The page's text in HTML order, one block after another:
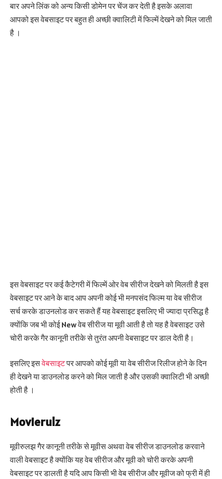
बार अपने लिंक को अन्य किसी डोमेन पर चेंज कर देती है इसके अलावा
आपको इस वेबसाइट पर बहुत ही अच्छी क्वालिटी में फिल्में देखने को मिल जाती
है ।
इस वेबसाइट पर कई कैटेगरी में फिल्में ओर वेब सीरीज देखने को मिलती है इस
वेबसाइट पर आने के बाद आप अपनी कोई भी मनपसंद फिल्म या वेब सीरीज
सर्च करके डाउनलोड कर सकते हैं यह वेबसाइट इसलिए भी ज्यादा प्रसिद्ध है
क्योंकि जब भी कोई New वेब सीरीज या मूवी आती है तो यह है वेबसाइट उसे
चोरी करके गैर कानूनी तरीके से तुरंत अपनी वेबसाइट पर डाल देती है।
इसलिए इसवेबसाइटपर आपको कोई मूवी या वेब सीरीज रिलीज होने के दिन
ही देखने या डाउनलोड करने को मिल जाती है और उसकी क्वालिटी भी अच्छी
होती है ।
Movierulz
मूवीरुलझ गैर कानूनी तरीके से मूवीस अथवा वेब सीरीज डाउनलोड करवाने
वाली वेबसाइट है क्योंकि यह वेब सीरीज और मूवी को चोरी करके अपनी
वेबसाइट पर डालती है यदि आप किसी भी वेब सीरीज और मूवीज को फ्री में ही